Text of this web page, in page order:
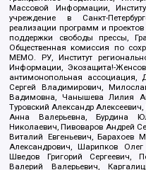
Массовой Информации,
учреждение в Санкт-
реализации программ и
поддержки свободы прессы,
Общественная комиссия по
МЕМО. РУ, Институт
Информации, Экозащита!-
антимонопольная ассоциация,
Сергей Владимирович,
Вадимовна, Чанышева Лилия
Туровский Александр
Анна Валерьевна, Бурдина
Николаевич, Пивоваров Андрей
Виталий Евгеньевич, Барахоев
Александрович, Шарипков
Шведов Григорий Сергеевич,
Валерий Валерьевич,